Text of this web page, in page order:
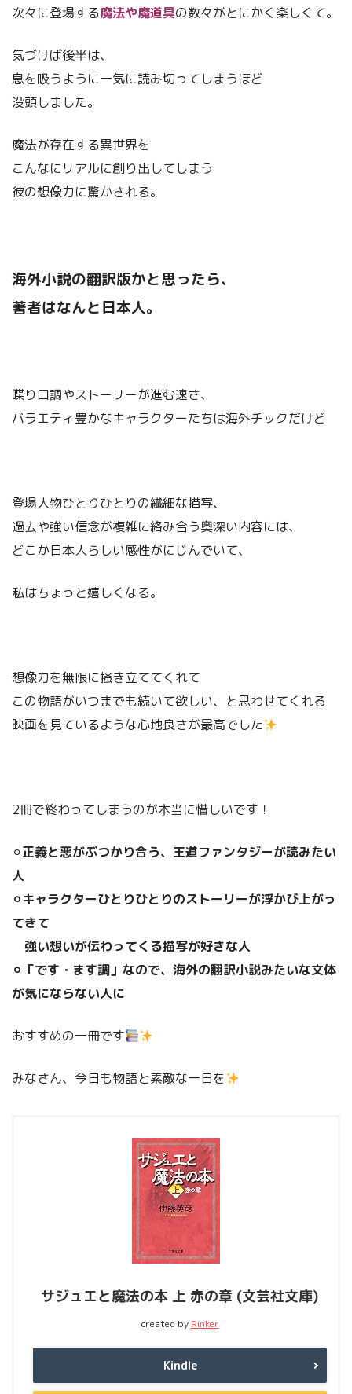
次々に登場する魔法や魔道具の数々がとにかく楽しくて。
気づけば後半は、
息を吸うように一気に読み切ってしまうほど
没頭しました。
魔法が存在する異世界を
こんなにリアルに創り出してしまう
彼の想像力に驚かされる。
海外小説の翻訳版かと思ったら、
著者はなんと日本人。
喋り口調やストーリーが進む速さ、
バラエティ豊かなキャラクターたちは海外チックだけど
登場人物ひとりひとりの繊細な描写、
過去や強い信念が複雑に絡み合う奥深い内容には、
どこか日本人らしい感性がにじんでいて、
私はちょっと嬉しくなる。
想像力を無限に掻き立ててくれて
この物語がいつまでも続いて欲しい、と思わせてくれる
映画を見ているような心地良さが最高でした
2冊で終わってしまうのが本当に惜しいです！
⚪︎正義と悪がぶつかり合う、王道ファンタジーが読みたい
人
⚪︎キャラクターひとりひとりのストーリーが浮かび上がっ
てきて
強い想いが伝わってくる描写が好きな人
⚪︎「です・ます調」なので、海外の翻訳小説みたいな文体
が気にならない人に
おすすめの一冊です
みなさん、今日も物語と素敵な一日を
サジュエと魔法の本 上 赤の章 (文芸社文庫)
created by Rinker
Kindle